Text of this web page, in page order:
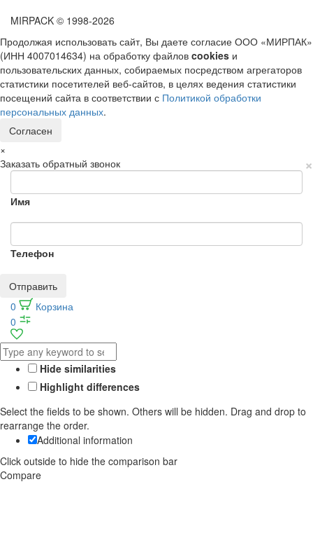
MIRPACK © 1998-2026
Продолжая использовать сайт, Вы даете согласие ООО «МИРПАК»
(ИНН 4007014634) на обработку файлов cookies и
пользовательских данных, собираемых посредством агрегаторов
статистики посетителей веб-сайтов, в целях ведения статистики
посещений сайта в соответствии с Политикой обработки
персональных данных.
Согласен
×
×
Заказать обратный звонок
Имя
Телефон
Отправить
0
Корзина
0
Hide similarities
Highlight differences
Select the fields to be shown. Others will be hidden. Drag and drop to
rearrange the order.
Additional information
Click outside to hide the comparison bar
Compare